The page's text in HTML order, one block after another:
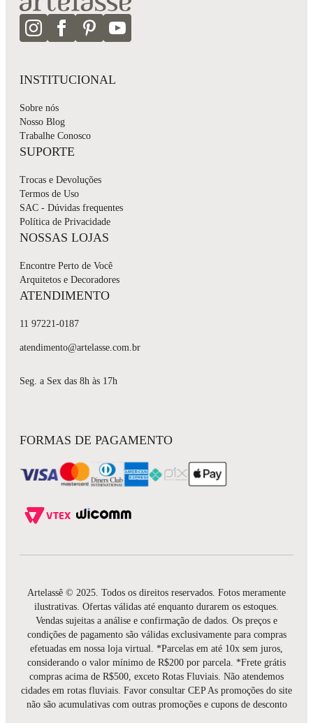
INSTITUCIONAL
Sobre nós
Nosso Blog
Trabalhe Conosco
SUPORTE
Trocas e Devoluções
Termos de Uso
SAC - Dúvidas frequentes
Política de Privacidade
NOSSAS LOJAS
Encontre Perto de Você
Arquitetos e Decoradores
ATENDIMENTO
11 97221-0187
atendimento@artelasse.com.br
Seg. a Sex das 8h às 17h
FORMAS DE PAGAMENTO
Artelassê © 2025. Todos os direitos reservados. Fotos meramente
ilustrativas. Ofertas válidas até enquanto durarem os estoques.
Vendas sujeitas a análise e confirmação de dados. Os preços e
condições de pagamento são válidas exclusivamente para compras
efetuadas em nossa loja virtual. *Parcelas em até 10x sem juros,
considerando o valor mínimo de R$200 por parcela. *Frete grátis
compras acima de R$500, exceto Rotas Fluviais. Não atendemos
cidades em rotas fluviais. Favor consultar CEP As promoções do site
não são acumulativas com outras promoções e cupons de desconto